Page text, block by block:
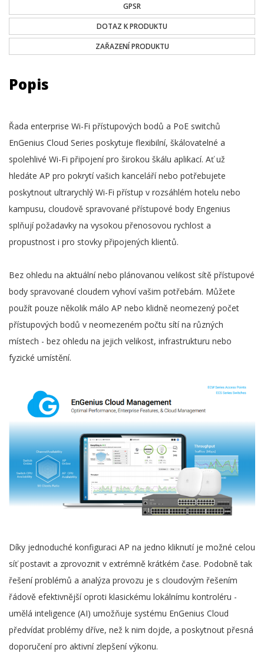
GPSR
DOTAZ K PRODUKTU
ZAŘAZENÍ PRODUKTU
Popis
Řada enterprise Wi-Fi přístupových bodů a PoE switchů
EnGenius Cloud Series poskytuje flexibilní, škálovatelné a
spolehlivé Wi-Fi připojení pro širokou škálu aplikací. Ať už
hledáte AP pro pokrytí vašich kanceláří nebo potřebujete
poskytnout ultrarychlý Wi-Fi přístup v rozsáhlém hotelu nebo
kampusu, cloudově spravované přístupové body Engenius
splňují požadavky na vysokou přenosovou rychlost a
propustnost i pro stovky připojených klientů.
Bez ohledu na aktuální nebo plánovanou velikost sítě přístupové
body spravované cloudem vyhoví vašim potřebám. Můžete
použít pouze několik málo AP nebo klidně neomezený počet
přístupových bodů v neomezeném počtu sítí na různých
místech - bez ohledu na jejich velikost, infrastrukturu nebo
fyzické umístění.
Díky jednoduché konfiguraci AP na jedno kliknutí je možné celou
síť postavit a zprovoznit v extrémně krátkém čase. Podobně tak
řešení problémů a analýza provozu je s cloudovým řešením
řádově efektivnější oproti klasickému lokálnímu kontroléru -
umělá inteligence (AI) umožňuje systému EnGenius Cloud
předvídat problémy dříve, než k nim dojde, a poskytnout přesná
doporučení pro aktivní zlepšení výkonu.